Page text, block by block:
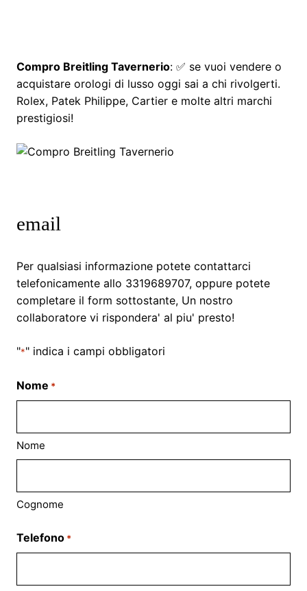
Compro Breitling Tavernerio: ✅ se vuoi vendere o
acquistare orologi di lusso oggi sai a chi rivolgerti.
Rolex, Patek Philippe, Cartier e molte altri marchi
prestigiosi!
email
Per qualsiasi informazione potete contattarci
telefonicamente allo 3319689707, oppure potete
completare il form sottostante, Un nostro
collaboratore vi rispondera' al piu' presto!
"*" indica i campi obbligatori
Nome *
Nome
Cognome
Telefono *